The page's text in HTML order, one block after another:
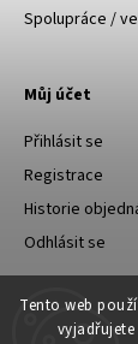
Tento web
Spolupráce /
Můj účet
Přihlásit se
Registrace
Historie
Odhlásit se